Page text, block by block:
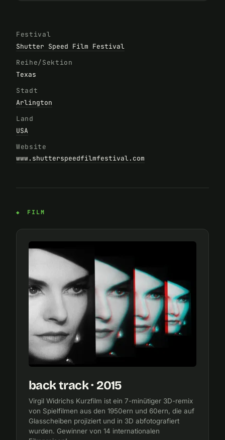
Festival
Shutter Speed Film Festival
Reihe/Sektion
Texas
Stadt
Arlington
Land
USA
Website
www.shutterspeedfilmfestival.com
FILM
back track · 2015
Virgil Widrichs Kurzfilm ist ein 7-minütiger 3D-remix
von Spielfilmen aus den 1950ern und 60ern, die auf
Glasscheiben projiziert und in 3D abfotografiert
wurden. Gewinner von 14 internationalen